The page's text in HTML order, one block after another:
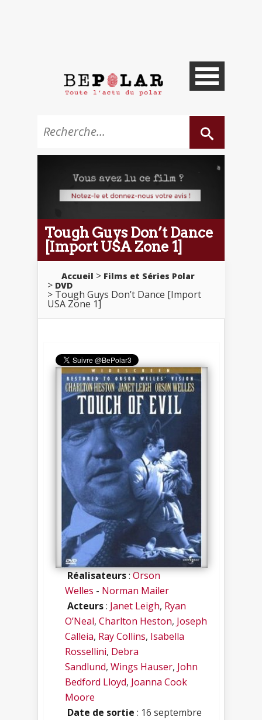
Tough Guys Don’t Dance
[Import USA Zone 1]
Accueil
Films et Séries Polar
DVD
Tough Guys Don’t Dance [Import
USA Zone 1]
Réalisateurs:Orson
Welles - Norman Mailer
Acteurs: Janet Leigh, Ryan
O’Neal, Charlton Heston, Joseph
Calleia, Ray Collins, Isabella
Rossellini, Debra
Sandlund, Wings Hauser, John
Bedford Lloyd, Joanna Cook
Moore
Date de sortie : 16 septembre